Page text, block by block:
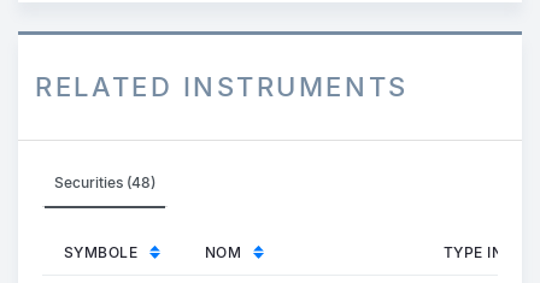
RELATED INSTRUMENTS
Securities (48)
SYMBOLE NOM TYPE